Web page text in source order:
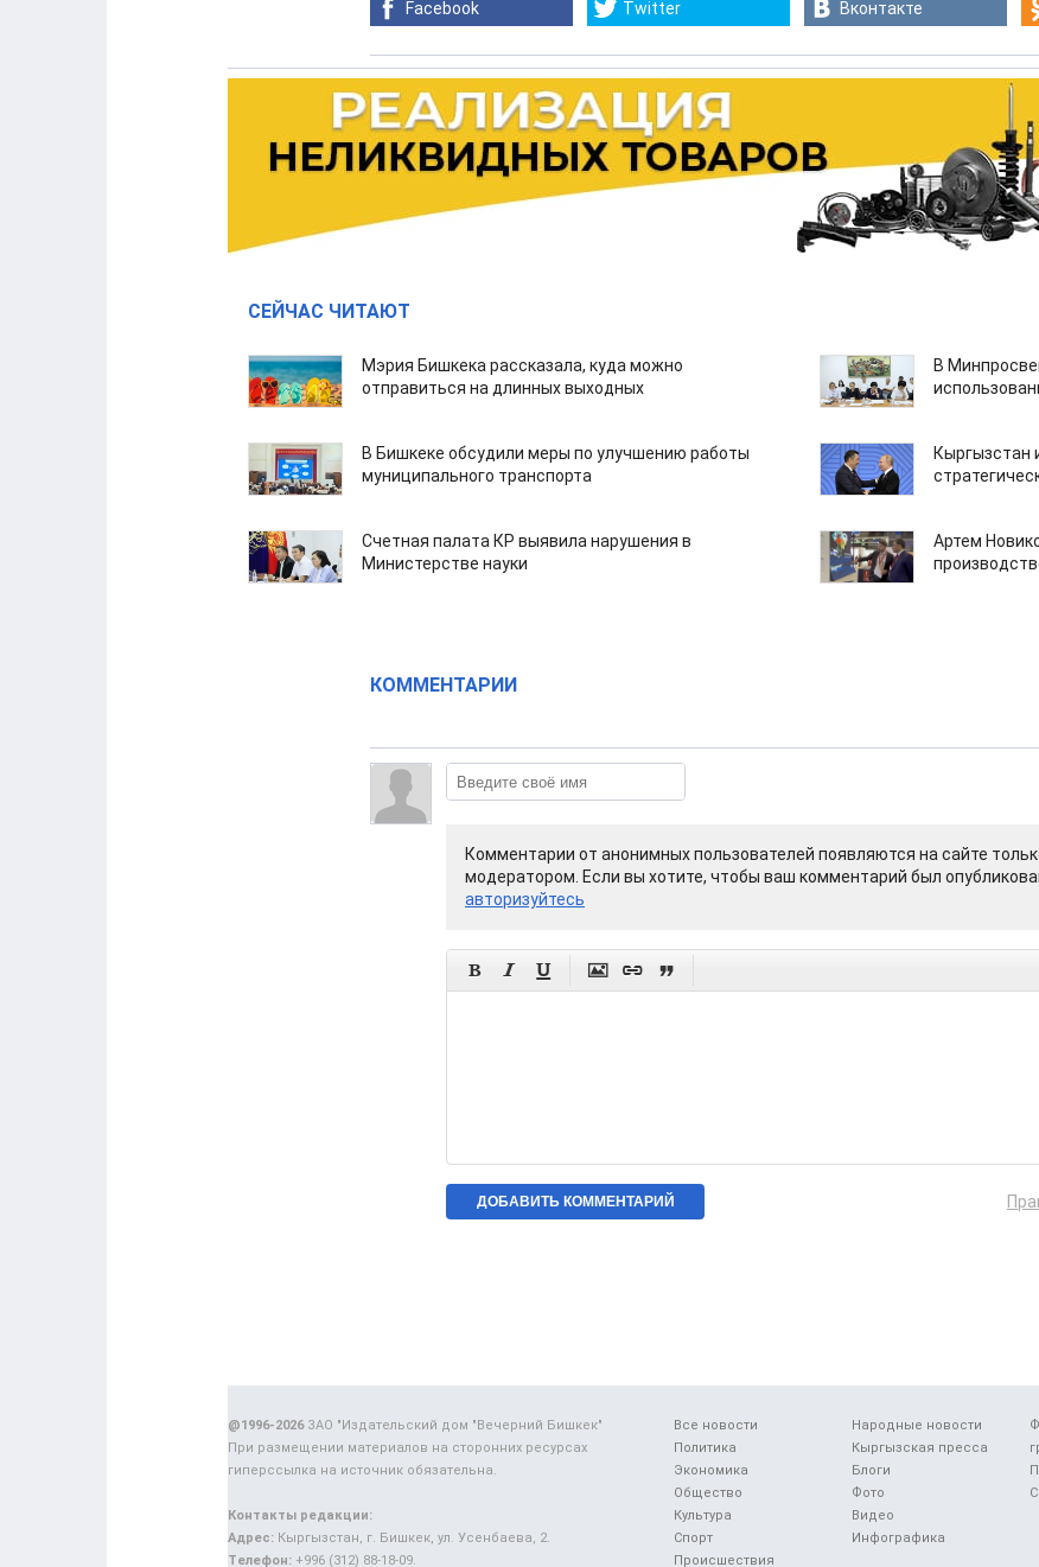
Facebook Twitter Вконтакте
СЕЙЧАС ЧИТАЮТ
Мэрия Бишкека рассказала, куда можно
отправиться на длинных выходных
В
В Бишкеке обсудили меры по улучшению работы
муниципального транспорта
Кыргызстан
Счетная палата КР выявила нарушения в
Министерстве науки
Артем
КОММЕНТАРИИ
Комментарии от анонимных пользователей появляются на сайте
модератором. Если вы хотите, чтобы ваш комментарий был
авторизуйтесь
     
Все новости
Политика
Экономика
Общество
Культура
Спорт
Происшествия
Народные новости
Кыргызская пресса
Блоги
Фото
Видео
Инфографика
@1996-2026ЗАО "Издательский дом "Вечерний Бишкек"
При размещении материалов на сторонних ресурсах
гиперссылка на источник обязательна.
Контакты редакции:
Адрес: Кыргызстан, г. Бишкек, ул. Усенбаева, 2.
Телефон: +996 (312) 88-18-09.